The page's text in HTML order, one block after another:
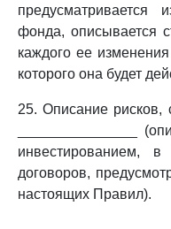
предусматривается
фонда, описывается
каждого ее
которого она будет
25. Описание рисков,
_______________
инвестированием,
договоров,
настоящих Правил).